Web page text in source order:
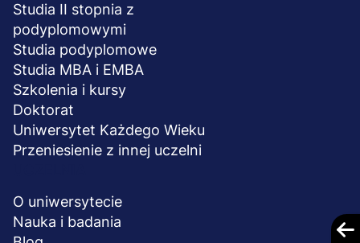
Studia II stopnia z
podyplomowymi
Studia podyplomowe
Studia MBA i EMBA
Szkolenia i kursy
Doktorat
Uniwersytet Każdego Wieku
Przeniesienie z innej uczelni
O uniwersytecie
Nauka i badania